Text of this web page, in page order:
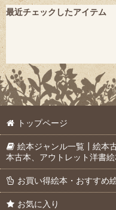
最近チェックしたアイテム
トップページ
絵本ジャンル一覧┃絵本
本古本、アウトレット洋書絵
お買い得絵本・おすすめ
お気に入り